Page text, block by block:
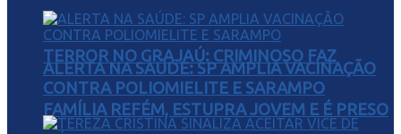
TERROR NO GRAJAÚ: CRIMINOSO FAZ
FAMÍLIA REFÉM, ESTUPRA JOVEM E É PRESO
ALERTA NA SAÚDE: SP AMPLIA VACINAÇÃO
CONTRA POLIOMIELITE E SARAMPO